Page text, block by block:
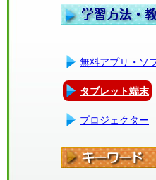
無料アプリ・ソ
タブレット端末
プロジェクター